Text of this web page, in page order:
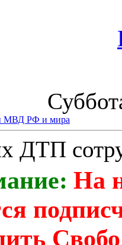
МВД РФ и мира
ДТП
На